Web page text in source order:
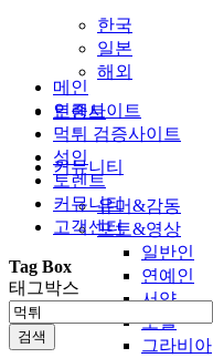
한국
일본
해외
토렌트
커뮤니티
유머&감동
포토&영상
일반인
연예인
서양
모델
그라비아
메인
인증사이트
먹튀 검증사이트
성인
토렌트
커뮤니티
고객센터
Tag Box
태그박스
검색